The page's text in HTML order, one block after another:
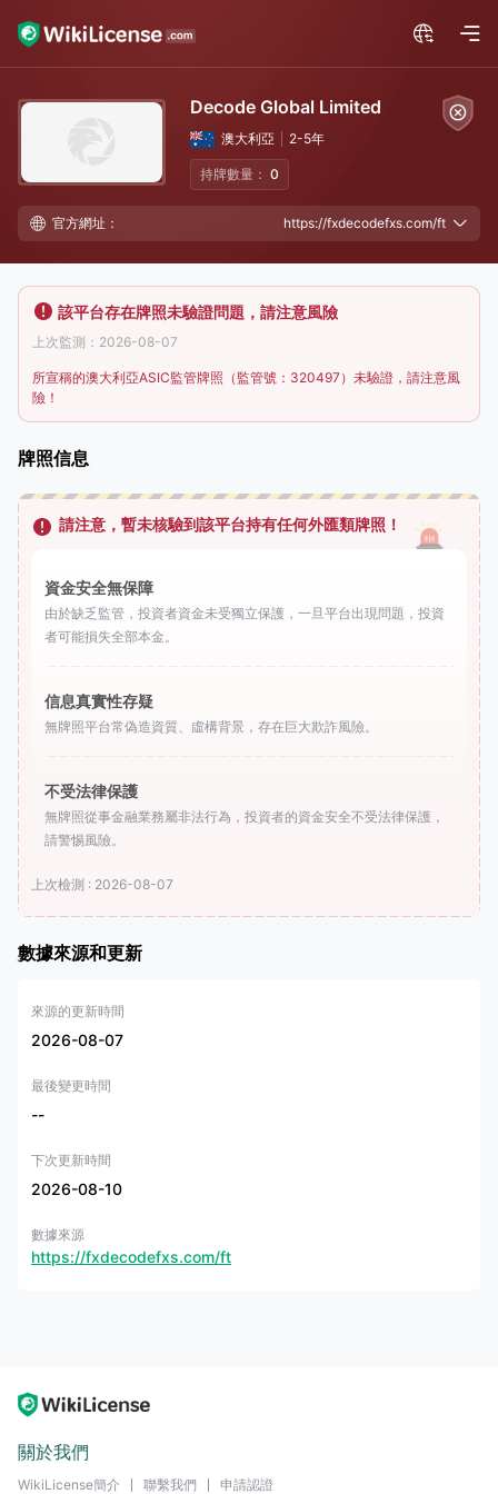
Decode Global Limited
澳大利亞 2-5年
持牌數量： 0
官方網址： https://fxdecodefxs.com/ft
該平台存在牌照未驗證問題，請注意風險
上次監測：2026-08-07
所宣稱的澳大利亞ASIC監管牌照（監管號：320497）未驗證，請注意風
險！
牌照信息
請注意，暫未核驗到該平台持有任何外匯類牌照！
資金安全無保障
由於缺乏監管，投資者資金未受獨立保護，一旦平台出現問題，投資
者可能損失全部本金。
信息真實性存疑
無牌照平台常偽造資質、虛構背景，存在巨大欺詐風險。
不受法律保護
無牌照從事金融業務屬非法行為，投資者的資金安全不受法律保護，
請警惕風險。
上次檢測 : 2026-08-07
數據來源和更新
來源的更新時間
2026-08-07
最後變更時間
--
下次更新時間
2026-08-10
數據來源
https://fxdecodefxs.com/ft
關於我們
WikiLicense簡介 聯繫我們 申請認證